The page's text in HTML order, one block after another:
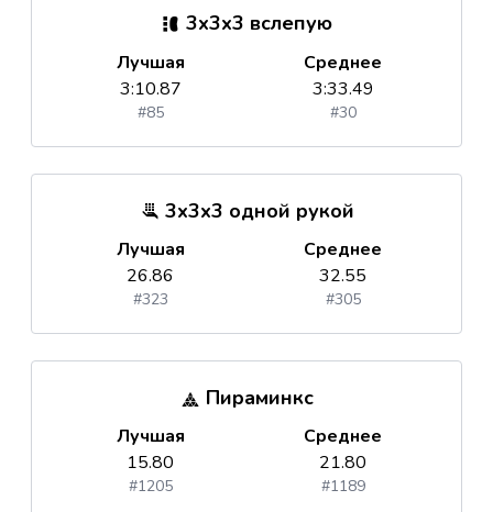
3x3x3 вслепую
Лучшая
3:10.87
#85
Среднее
3:33.49
#30
3x3x3 одной рукой
Лучшая
26.86
#323
Среднее
32.55
#305
Пираминкс
Лучшая
15.80
#1205
Среднее
21.80
#1189